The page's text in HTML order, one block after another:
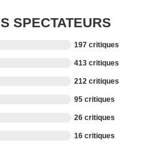
SPECTATEURS
197 critiques
413 critiques
212 critiques
95 critiques
26 critiques
16 critiques